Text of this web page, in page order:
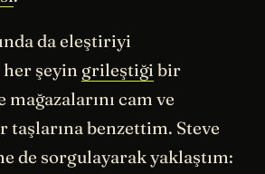
da eleştiriyi
şeyin grileştiği bir
mağazalarını cam ve
taşlarına benzettim. Steve
de sorgulayarak yaklaştım: